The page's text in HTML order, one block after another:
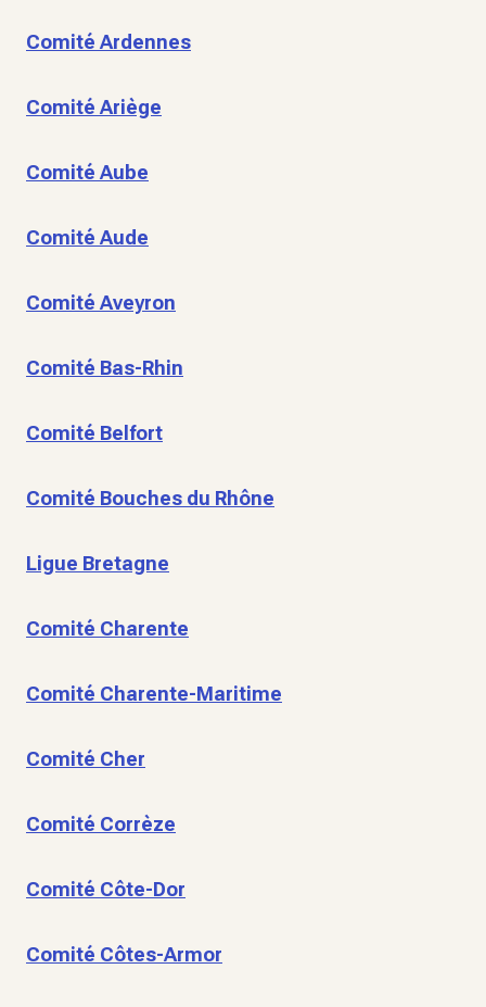
Comité Ardennes
Comité Ariège
Comité Aube
Comité Aude
Comité Aveyron
Comité Bas-Rhin
Comité Belfort
Comité Bouches du Rhône
Ligue Bretagne
Comité Charente
Comité Charente-Maritime
Comité Cher
Comité Corrèze
Comité Côte-Dor
Comité Côtes-Armor